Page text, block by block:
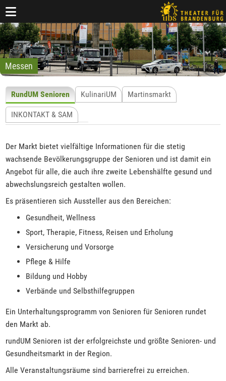
Messen
RundUM Senioren KulinariUM Martinsmarkt
INKONTAKT & SAM
Der Markt bietet vielfältige Informationen für die stetig
wachsende Bevölkerungsgruppe der Senioren und ist damit ein
Angebot für alle, die auch ihre zweite Lebenshälfte gesund und
abwechslungsreich gestalten wollen.
Es präsentieren sich Aussteller aus den Bereichen:
Gesundheit, Wellness
Sport, Therapie, Fitness, Reisen und Erholung
Versicherung und Vorsorge
Pflege & Hilfe
Bildung und Hobby
Verbände und Selbsthilfegruppen
Ein Unterhaltungsprogramm von Senioren für Senioren rundet
den Markt ab.
rundUM Senioren ist der erfolgreichste und größte Senioren- und
Gesundheitsmarkt in der Region.
Alle Veranstaltungsräume sind barrierefrei zu erreichen.